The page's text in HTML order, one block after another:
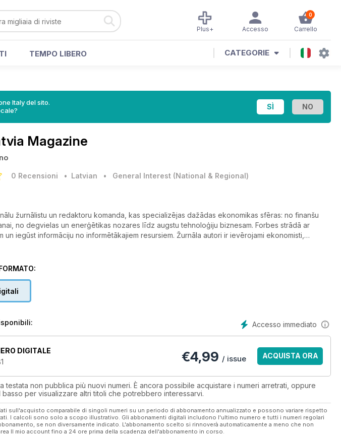
0
Carrello
Accesso
Plus+
TEMPO LIBERO CATEGORIE
Italy del sito.
Magazine
0 Recensioni • Latvian • General Interest (National & Regional)
žurnālistu un redaktoru komanda, kas specializējas dažādas ekonomikas sfēras: no finanšu
no degvielas un enerģētikas nozares līdz augstu tehnoloģiju biznesam. Forbes strādā ar
un iegūst informāciju no informētākajiem resursiem. Žurnāla autori ir ievērojami ekonomisti,
vēsturnieki. Help 24H info@forbes.lv
Accesso immediato
DIGITALE
€4,99 / issue ACQUISTA ORA
testata non pubblica più nuovi numeri. È ancora possibile acquistare i numeri arretrati, oppure
per visualizzare altri titoli che potrebbero interessarvi.
sull'acquisto comparabile di singoli numeri su un periodo di abbonamento annualizzato e possono variare rispetto
I calcoli sono solo a scopo illustrativo. Gli abbonamenti digitali includono l'ultimo numero e tutti i numeri regolari
se non diversamente indicato. L'abbonamento scelto si rinnoverà automaticamente a meno che non
Il mio account fino a 24 ore prima della scadenza dell'abbonamento in corso.